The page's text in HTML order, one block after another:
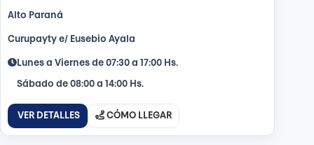
Alto Paraná
Curupayty e/ Eusebio Ayala
Lunes a Viernes de 07:30 a 17:00 Hs.
Sábado de 08:00 a 14:00 Hs.
VER DETALLES CÓMO LLEGAR